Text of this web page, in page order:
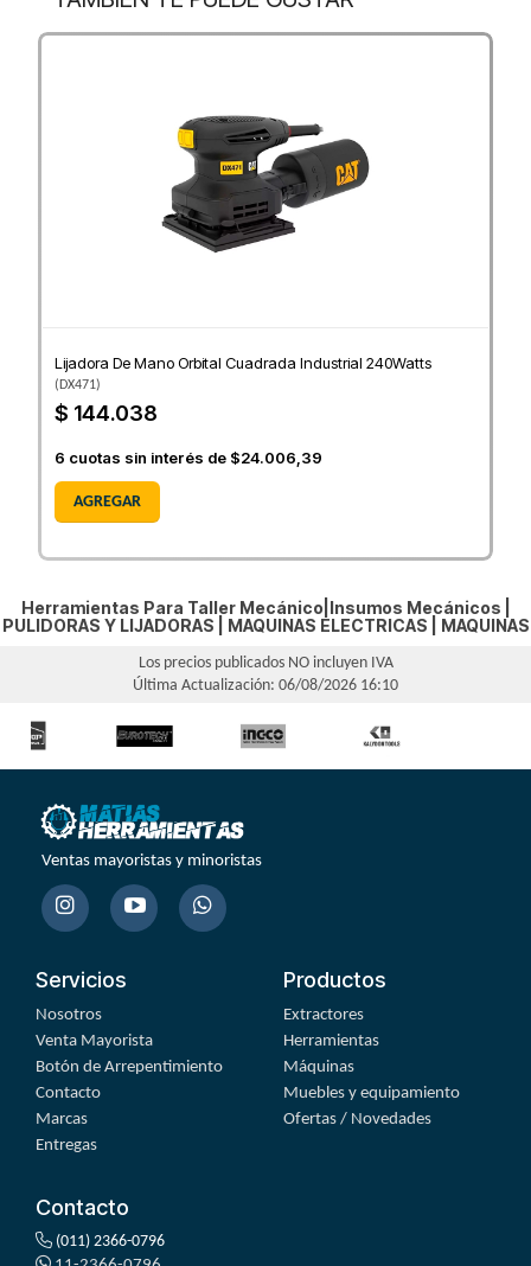
Lijadora De Mano Orbital Cuadrada Industrial 240Watts
(DX471)
$ 144.038
6 cuotas sin interés de $24.006,39
AGREGAR
Herramientas Para Taller Mecánico|Insumos Mecánicos |
PULIDORAS Y LIJADORAS
MAQUINAS ELECTRICAS MAQUINAS
Los precios publicados NO incluyen IVA
Última Actualización: 06/08/2026 16:10
Ventas mayoristas y minoristas
Servicios
Nosotros
Venta Mayorista
Botón de Arrepentimiento
Contacto
Marcas
Entregas
Productos
Extractores
Herramientas
Máquinas
Muebles y equipamiento
Ofertas / Novedades
Contacto
(011) 2366-0796